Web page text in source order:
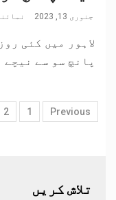
جنوری 13, 2023
لاہور میں کئی
پانچ سو سے نیچے
Previous
1
2
تلاش کریں